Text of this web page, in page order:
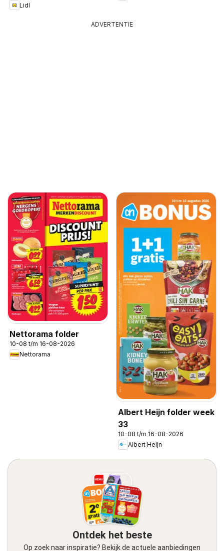
Lidl
ADVERTENTIE
Nettorama folder
10-08 t/m 16-08-2026
Nettorama
Albert Heijn folder week
33
10-08 t/m 16-08-2026
Albert Heijn
Ontdek het beste
Op zoek naar inspiratie? Bekijk de actuele aanbiedingen